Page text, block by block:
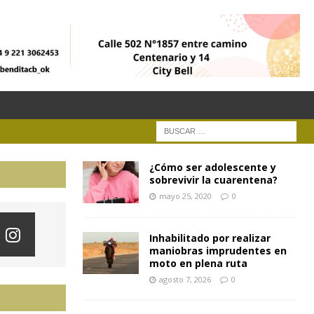
¿Cómo ser adolescente y
sobrevivir la cuarentena?
mayo 25, 2020 0
Inhabilitado por realizar
maniobras imprudentes en
moto en plena ruta
agosto 7, 2026 0